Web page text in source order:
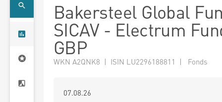
Bakersteel Global
SICAV - Electrum
GBP
WKN A2QNK8 | ISIN LU2296188811 | Fonds
07.08.26